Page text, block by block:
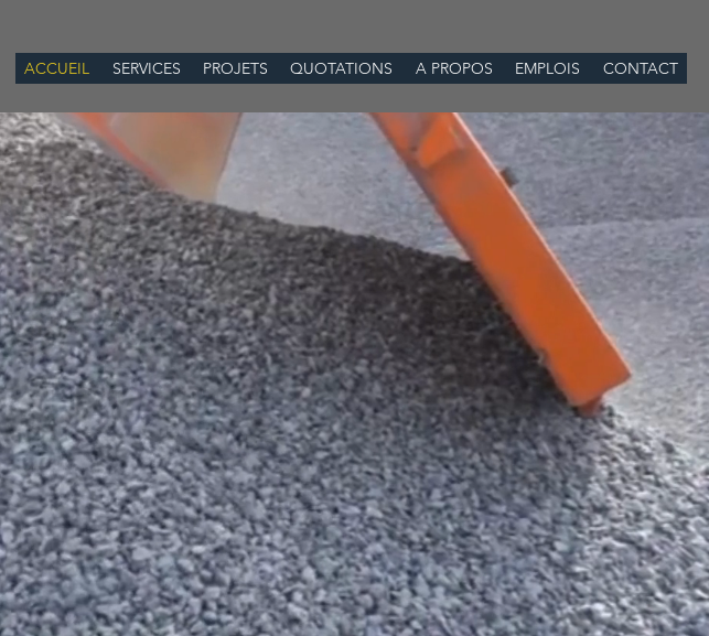
ACCUEIL SERVICES PROJETS QUOTATIONS A PROPOS EMPLOIS CONTACT